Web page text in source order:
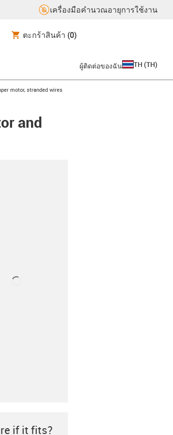
เครื่องมือคำนวณอายุการใช้งาน
ตะกร้าสินค้า (0)
ผู้ติดต่อของฉัน TH (TH)
motor, stranded wires
and
if it fits?